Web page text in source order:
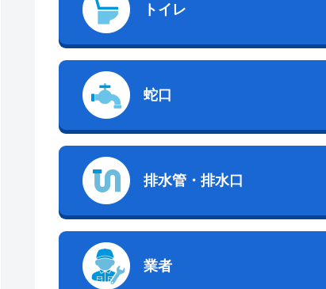
トイレ
蛇口
排水管・排水口
業者